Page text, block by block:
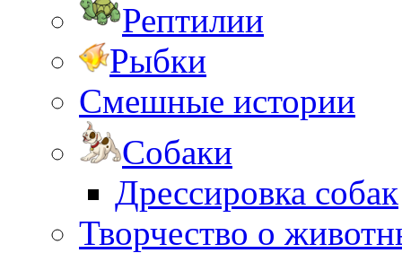
Рептилии
Рыбки
Смешные истории
Собаки
Дрессировка собак
Творчество о